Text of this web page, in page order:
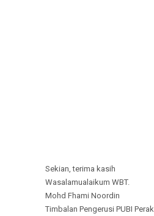
Sekian, terima kasih
Wasalamualaikum WBT.
Mohd Fhami Noordin
Timbalan Pengerusi PUBI Perak